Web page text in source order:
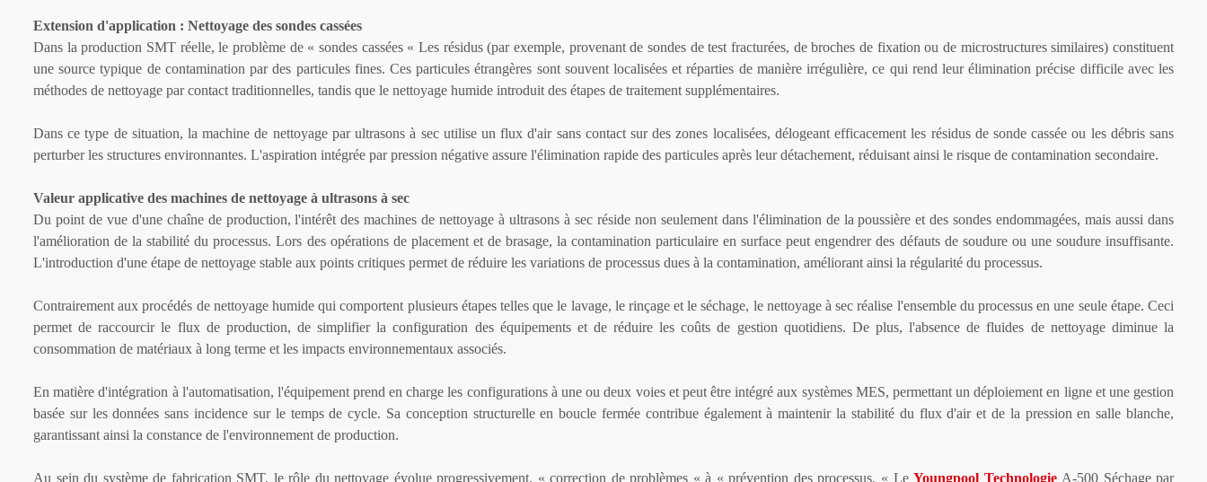
Extension d'application : Nettoyage des sondes cassées
Dans la production SMT réelle, le problème de «sondes cassées «Les résidus (par exemple, provenant de sondes de test fracturées, de broches de fixation ou de microstructures similaires) constituent
une source typique de contamination par des particules fines. Ces particules étrangères sont souvent localisées et réparties de manière irrégulière, ce qui rend leur élimination précise difficile avec les
méthodes de nettoyage par contact traditionnelles, tandis que le nettoyage humide introduit des étapes de traitement supplémentaires.
Dans ce type de situation, la machine de nettoyage par ultrasons à sec utilise un flux d'air sans contact sur des zones localisées, délogeant efficacement les résidus de sonde cassée ou les débris sans
perturber les structures environnantes. L'aspiration intégrée par pression négative assure l'élimination rapide des particules après leur détachement, réduisant ainsi le risque de contamination secondaire.
Valeur applicative des machines de nettoyage à ultrasons à sec
Du point de vue d'une chaîne de production, l'intérêt des machines de nettoyage à ultrasons à sec réside non seulement dans l'élimination de la poussière et des sondes endommagées, mais aussi dans
l'amélioration de la stabilité du processus. Lors des opérations de placement et de brasage, la contamination particulaire en surface peut engendrer des défauts de soudure ou une soudure insuffisante.
L'introduction d'une étape de nettoyage stable aux points critiques permet de réduire les variations de processus dues à la contamination, améliorant ainsi la régularité du processus.
Contrairement aux procédés de nettoyage humide qui comportent plusieurs étapes telles que le lavage, le rinçage et le séchage, le nettoyage à sec réalise l'ensemble du processus en une seule étape. Ceci
permet de raccourcir le flux de production, de simplifier la configuration des équipements et de réduire les coûts de gestion quotidiens. De plus, l'absence de fluides de nettoyage diminue la
consommation de matériaux à long terme et les impacts environnementaux associés.
En matière d'intégration à l'automatisation, l'équipement prend en charge les configurations à une ou deux voies et peut être intégré aux systèmes MES, permettant un déploiement en ligne et une gestion
basée sur les données sans incidence sur le temps de cycle. Sa conception structurelle en boucle fermée contribue également à maintenir la stabilité du flux d'air et de la pression en salle blanche,
garantissant ainsi la constance de l'environnement de production.
Au sein du système de fabrication SMT, le rôle du nettoyage évolue progressivement. «correction de problèmes «à «prévention des processus. « LeYoungpool Technologie A-500 Séchage par